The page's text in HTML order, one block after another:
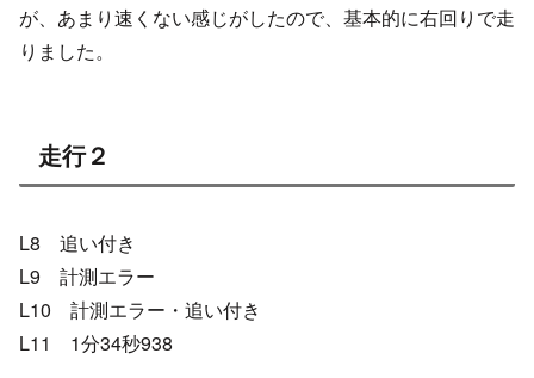
が、あまり速くない感じがしたので、基本的に右回りで走
りました。
走行２
L8 追い付き
L9 計測エラー
L10 計測エラー・追い付き
L11 1分34秒938